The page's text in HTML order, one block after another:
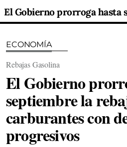
ECONOMÍA
Rebajas Gasolina
El Gobierno
septiembre la
carburantes con
progresivos